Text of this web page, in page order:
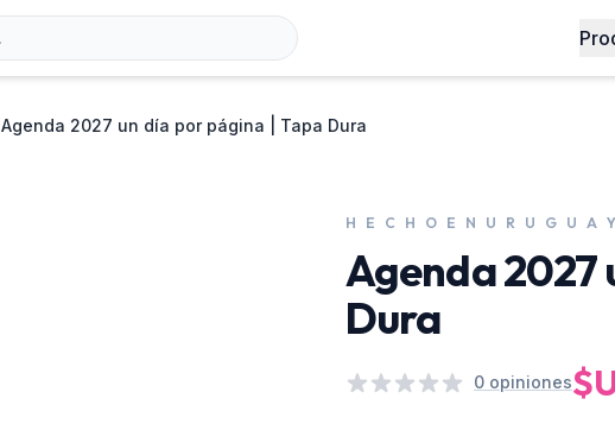
Agenda 2027 un día por página | Tapa Dura
H E C H O E N U R U G U A Y
Agenda 2027
Dura
0 opiniones